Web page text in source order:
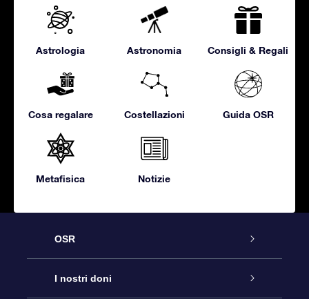
Astrologia Astronomia Consigli & Regali
Cosa regalare Costellazioni Guida OSR
Metafisica Notizie
OSR
Assistenza
I nostri doni